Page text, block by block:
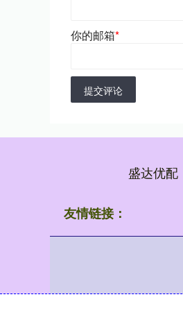
你的邮箱*
提交评论
盛达优配
友情链接：